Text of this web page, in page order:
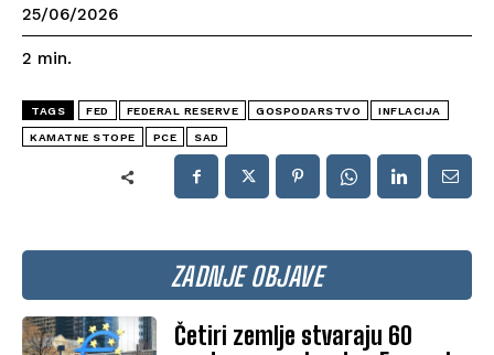
ZADNJE OBJAVE
Četiri zemlje stvaraju 60
25/06/2026
2 min.
TAGS FED FEDERAL RESERVE GOSPODARSTVO INFLACIJA
KAMATNE STOPE PCE SAD